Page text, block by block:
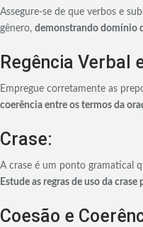
Assegure-se de que verbos e
gênero, demonstrando domínio
Regência Verbal
Empregue corretamente as
coerência entre os termos da
Crase:
A crase é um ponto gramatical
Estude as regras de uso da crase
Coesão e